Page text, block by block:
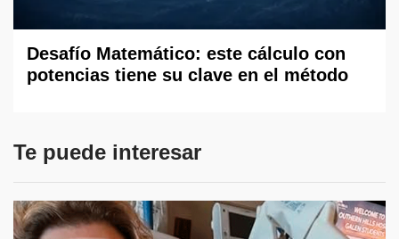
Desafío Matemático: este cálculo con
potencias tiene su clave en el método
Te puede interesar